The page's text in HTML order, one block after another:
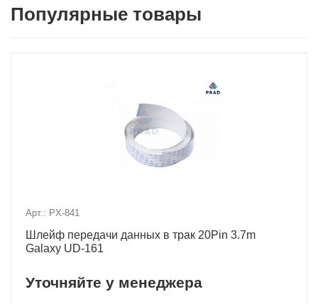
Популярные товары
Арт.: PX-841
Шлейф передачи данных в трак 20Pin 3.7m
Galaxy UD-161
Уточняйте у менеджера